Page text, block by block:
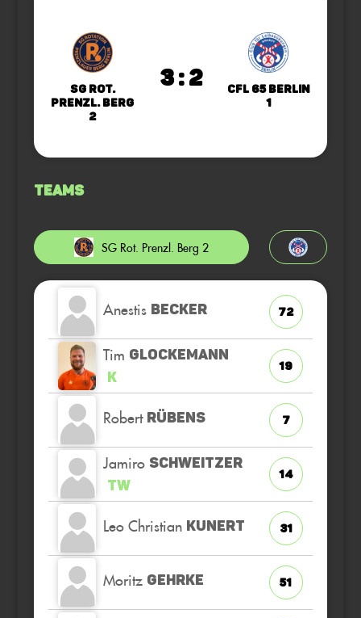
SG Rot.
Prenzl. Berg
2
3 : 2
CfL 65 Berlin
1
Teams
SG Rot. Prenzl. Berg 2
Anestis BECKER 72
Tim GLOCKEMANN
K
19
Robert RÜBENS 7
Jamiro SCHWEITZER
TW
14
Leo Christian KUNERT 31
Moritz GEHRKE 51